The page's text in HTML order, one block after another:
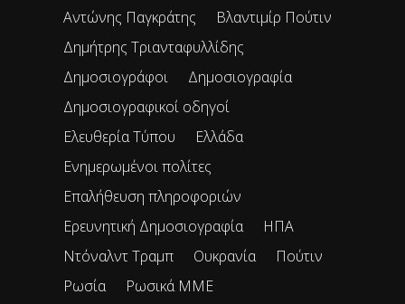
Αντώνης Παγκράτης
Βλαντιμίρ Πούτιν
Δημήτρης Τριανταφυλλίδης
Δημοσιογράφοι
Δημοσιογραφία
Δημοσιογραφικοί οδηγοί
Ελευθερία Τύπου
Ελλάδα
Ενημερωμένοι πολίτες
Επαλήθευση πληροφοριών
Ερευνητική Δημοσιογραφία
ΗΠΑ
Ντόναλντ Τραμπ
Ουκρανία
Πούτιν
Ρωσία
Ρωσικά ΜΜΕ